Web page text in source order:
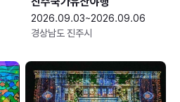
2026.09.03~2026.09.06
경상남도 진주시